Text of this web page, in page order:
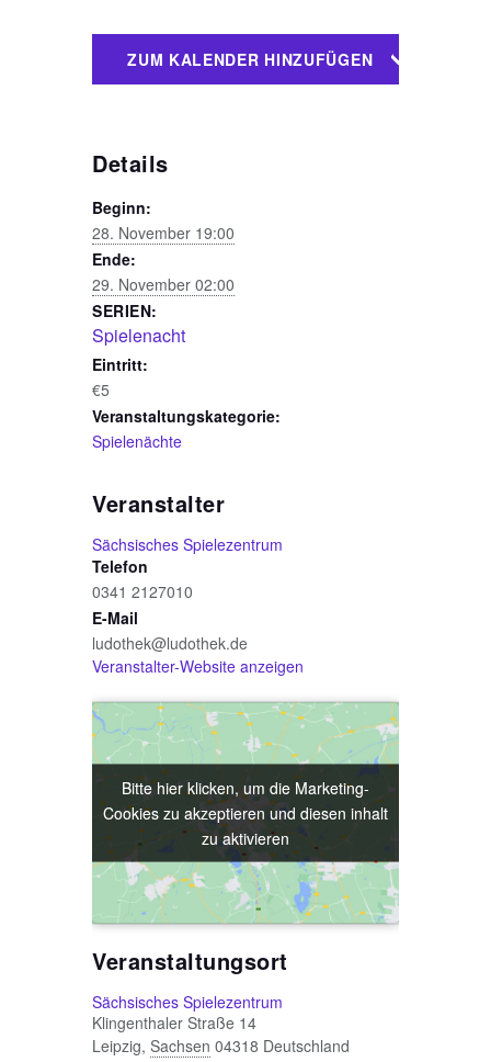
ZUM KALENDER HINZUFÜGEN
Details
Beginn:
28. November 19:00
Ende:
29. November 02:00
SERIEN:
Spielenacht
Eintritt:
€5
Veranstaltungskategorie:
Spielenächte
Veranstalter
Sächsisches Spielezentrum
Telefon
0341 2127010
E-Mail
ludothek@ludothek.de
Veranstalter-Website anzeigen
Veranstaltungsort
Sächsisches Spielezentrum
Klingenthaler Straße 14
Leipzig, Sachsen 04318 Deutschland
Bitte hier klicken, um die Marketing-
Cookies zu akzeptieren und diesen inhalt
zu aktivieren
Bitte hier klicken, um die Marketing-
Cookies zu akzeptieren und diesen inhalt
zu aktivieren